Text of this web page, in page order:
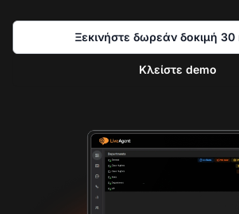
Ξεκινήστε δωρεάν δοκιμή
Κλείστε demo